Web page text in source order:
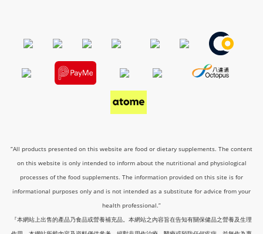
“All products presented on this website are food or dietary supplements. The content
on this website is only intended to inform about the nutritional and physiological
processes of the food supplements. The information provided on this site is for
informational purposes only and is not intended as a substitute for advice from your
health professional.”
『本網站上出售的產品乃食品或營養補充品。本網站之內容旨在告知有關保健品之營養及生理